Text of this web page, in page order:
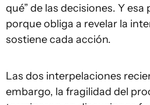
qué” de las decisiones. Y
porque obliga a revelar la
sostiene cada acción.
Las dos interpelaciones
embargo, la fragilidad del